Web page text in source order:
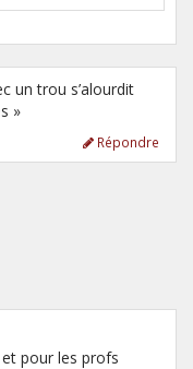
un trou s’alourdit
»
Répondre
pour les profs